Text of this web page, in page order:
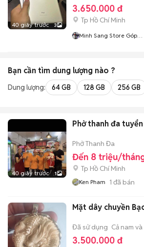
40 giây trước 3
3.650.000 đ
Tp Hồ Chí Minh
Minh Sang Store Góp
Bạn cần tìm dung lượng nào ?
Dung lượng: 64 GB 128 GB 256 GB
40 giây trước 1
Phở thanh đa
Phở Thanh Đa
Đến 8 triệu/
Tp Hồ Chí Minh
Ken Pham 1 đã bán
Mặt dây chuyền
Đã sử dụng Cả nam
3.500.000 đ